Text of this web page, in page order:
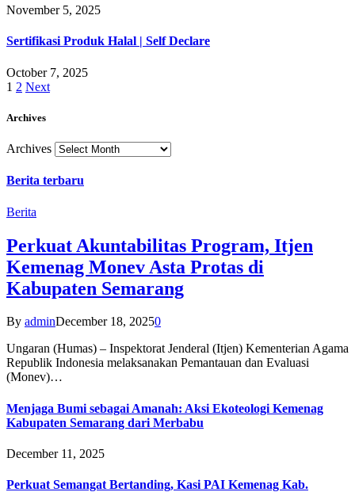
November 5, 2025
Sertifikasi Produk Halal | Self Declare
October 7, 2025
1 2 Next
Archives
Archives
Berita terbaru
Berita
Perkuat Akuntabilitas Program, Itjen
Kemenag Monev Asta Protas di
Kabupaten Semarang
By adminDecember 18, 20250
Ungaran (Humas) – Inspektorat Jenderal (Itjen) Kementerian Agama
Republik Indonesia melaksanakan Pemantauan dan Evaluasi
(Monev)…
Menjaga Bumi sebagai Amanah: Aksi Ekoteologi Kemenag
Kabupaten Semarang dari Merbabu
December 11, 2025
Perkuat Semangat Bertanding, Kasi PAI Kemenag Kab.